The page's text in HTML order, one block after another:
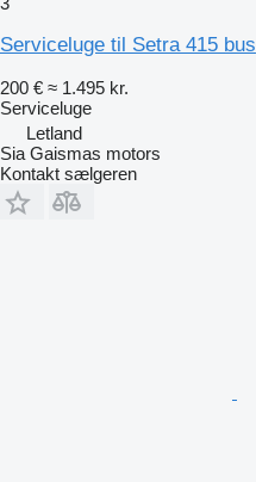
Serviceluge til Setra 415 bus
200 € ≈ 1.495 kr.
Serviceluge
Letland
Sia Gaismas motors
Kontakt sælgeren